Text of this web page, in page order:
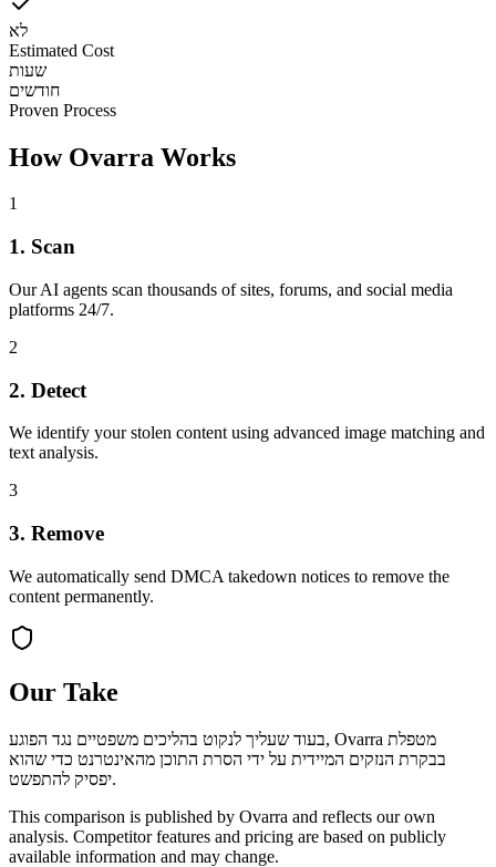
לא
Estimated Cost
שעות
חודשים
Proven Process
How Ovarra Works
1
1. Scan
Our AI agents scan thousands of sites, forums, and social media
platforms 24/7.
2
2. Detect
We identify your stolen content using advanced image matching and
text analysis.
3
3. Remove
We automatically send DMCA takedown notices to remove the
content permanently.
Our Take
בעוד שעליך לנקוט בהליכים משפטיים נגד הפוגע, Ovarra מטפלת
בבקרת הנזקים המיידית על ידי הסרת התוכן מהאינטרנט כדי שהוא
יפסיק להתפשט.
This comparison is published by Ovarra and reflects our own
analysis. Competitor features and pricing are based on publicly
available information and may change.